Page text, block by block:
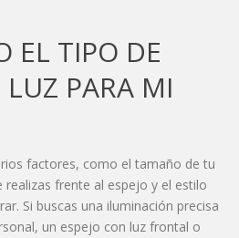
EL TIPO DE
LUZ PARA MI
factores, como el tamaño de tu
frente al espejo y el estilo
Si buscas una iluminación precisa
un espejo con luz frontal o